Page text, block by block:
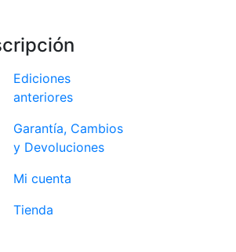
Ediciones
anteriores
Garantía, Cambios
y Devoluciones
Mi cuenta
Tienda